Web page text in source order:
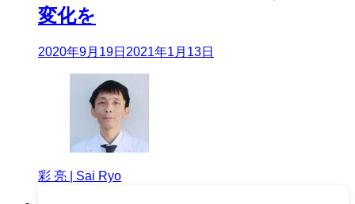
変化を
2020年9月19日 2021年1月13日
彩 亮 | Sai Ryo